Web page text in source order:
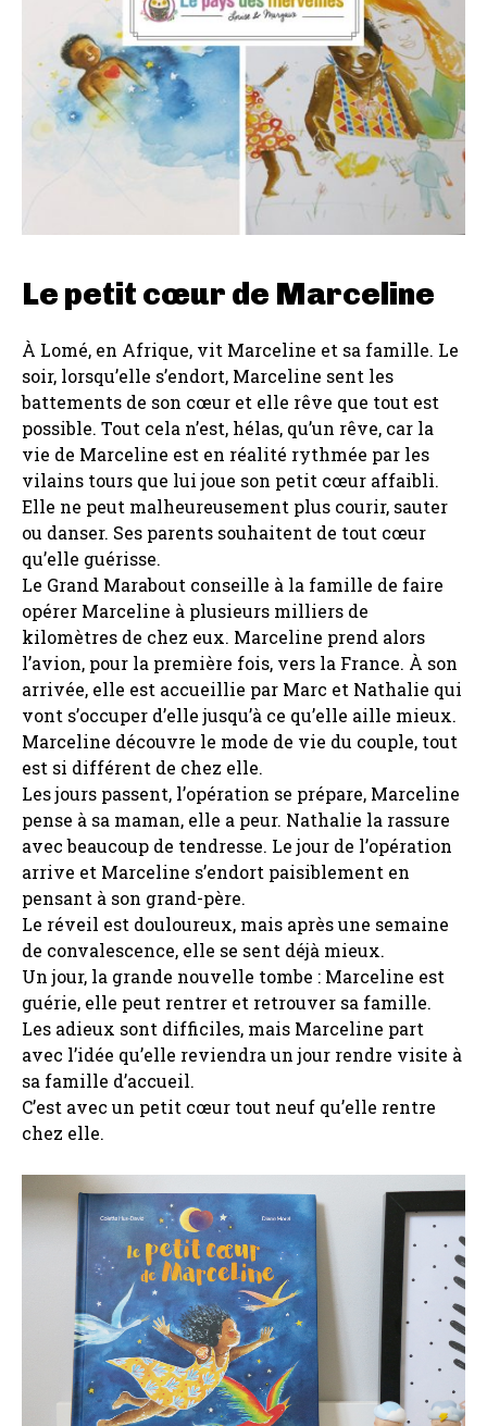
Le petit cœur de Marceline
À Lomé, en Afrique, vit Marceline et sa famille. Le
soir, lorsqu’elle s’endort, Marceline sent les
battements de son cœur et elle rêve que tout est
possible. Tout cela n’est, hélas, qu’un rêve, car la
vie de Marceline est en réalité rythmée par les
vilains tours que lui joue son petit cœur affaibli.
Elle ne peut malheureusement plus courir, sauter
ou danser. Ses parents souhaitent de tout cœur
qu’elle guérisse.
Le Grand Marabout conseille à la famille de faire
opérer Marceline à plusieurs milliers de
kilomètres de chez eux. Marceline prend alors
l’avion, pour la première fois, vers la France. À son
arrivée, elle est accueillie par Marc et Nathalie qui
vont s’occuper d’elle jusqu’à ce qu’elle aille mieux.
Marceline découvre le mode de vie du couple, tout
est si différent de chez elle.
Les jours passent, l’opération se prépare, Marceline
pense à sa maman, elle a peur. Nathalie la rassure
avec beaucoup de tendresse. Le jour de l’opération
arrive et Marceline s’endort paisiblement en
pensant à son grand-père.
Le réveil est douloureux, mais après une semaine
de convalescence, elle se sent déjà mieux.
Un jour, la grande nouvelle tombe : Marceline est
guérie, elle peut rentrer et retrouver sa famille.
Les adieux sont difficiles, mais Marceline part
avec l’idée qu’elle reviendra un jour rendre visite à
sa famille d’accueil.
C’est avec un petit cœur tout neuf qu’elle rentre
chez elle.